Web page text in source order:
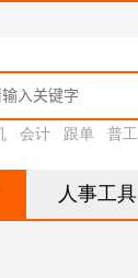
会计 跟单 普工
人事工具